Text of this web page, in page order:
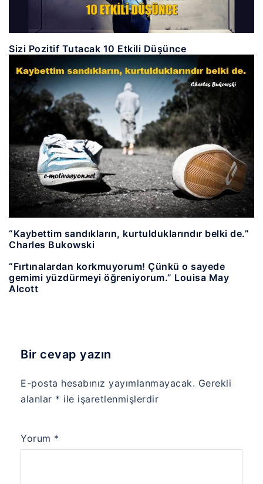
Sizi Pozitif Tutacak 10 Etkili Düşünce
“Kaybettim sandıkların, kurtulduklarındır belki de.”
Charles Bukowski
“Fırtınalardan korkmuyorum! Çünkü o sayede
gemimi yüzdürmeyi öğreniyorum.” Louisa May
Alcott
Bir cevap yazın
E-posta hesabınız yayımlanmayacak. Gerekli
alanlar * ile işaretlenmişlerdir
Yorum *